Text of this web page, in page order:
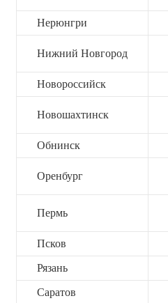
Нерюнгри
Нижний Новгород
Новороссийск
Новошахтинск
Обнинск
Оренбург
Пермь
Псков
Рязань
Саратов